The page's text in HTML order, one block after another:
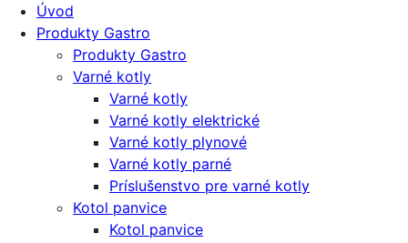
Úvod
Produkty Gastro
Produkty Gastro
Varné kotly
Varné kotly
Varné kotly elektrické
Varné kotly plynové
Varné kotly parné
Príslušenstvo pre varné kotly
Kotol panvice
Kotol panvice